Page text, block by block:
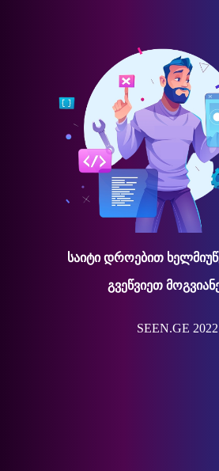
საიტი დროებით
გვეწვიეთ
SEEN.GE 2022